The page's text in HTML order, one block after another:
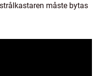
måste bytas